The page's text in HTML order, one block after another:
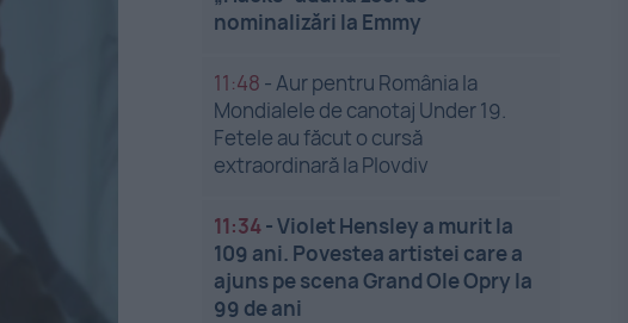
nominalizări la Emmy
11:48 -Aur pentru România la
Mondialele de canotaj Under 19.
Fetele au făcut o cursă
extraordinară la Plovdiv
11:34-Violet Hensley a murit la
109 ani. Povestea artistei care a
ajuns pe scena Grand Ole Opry la
99 de ani